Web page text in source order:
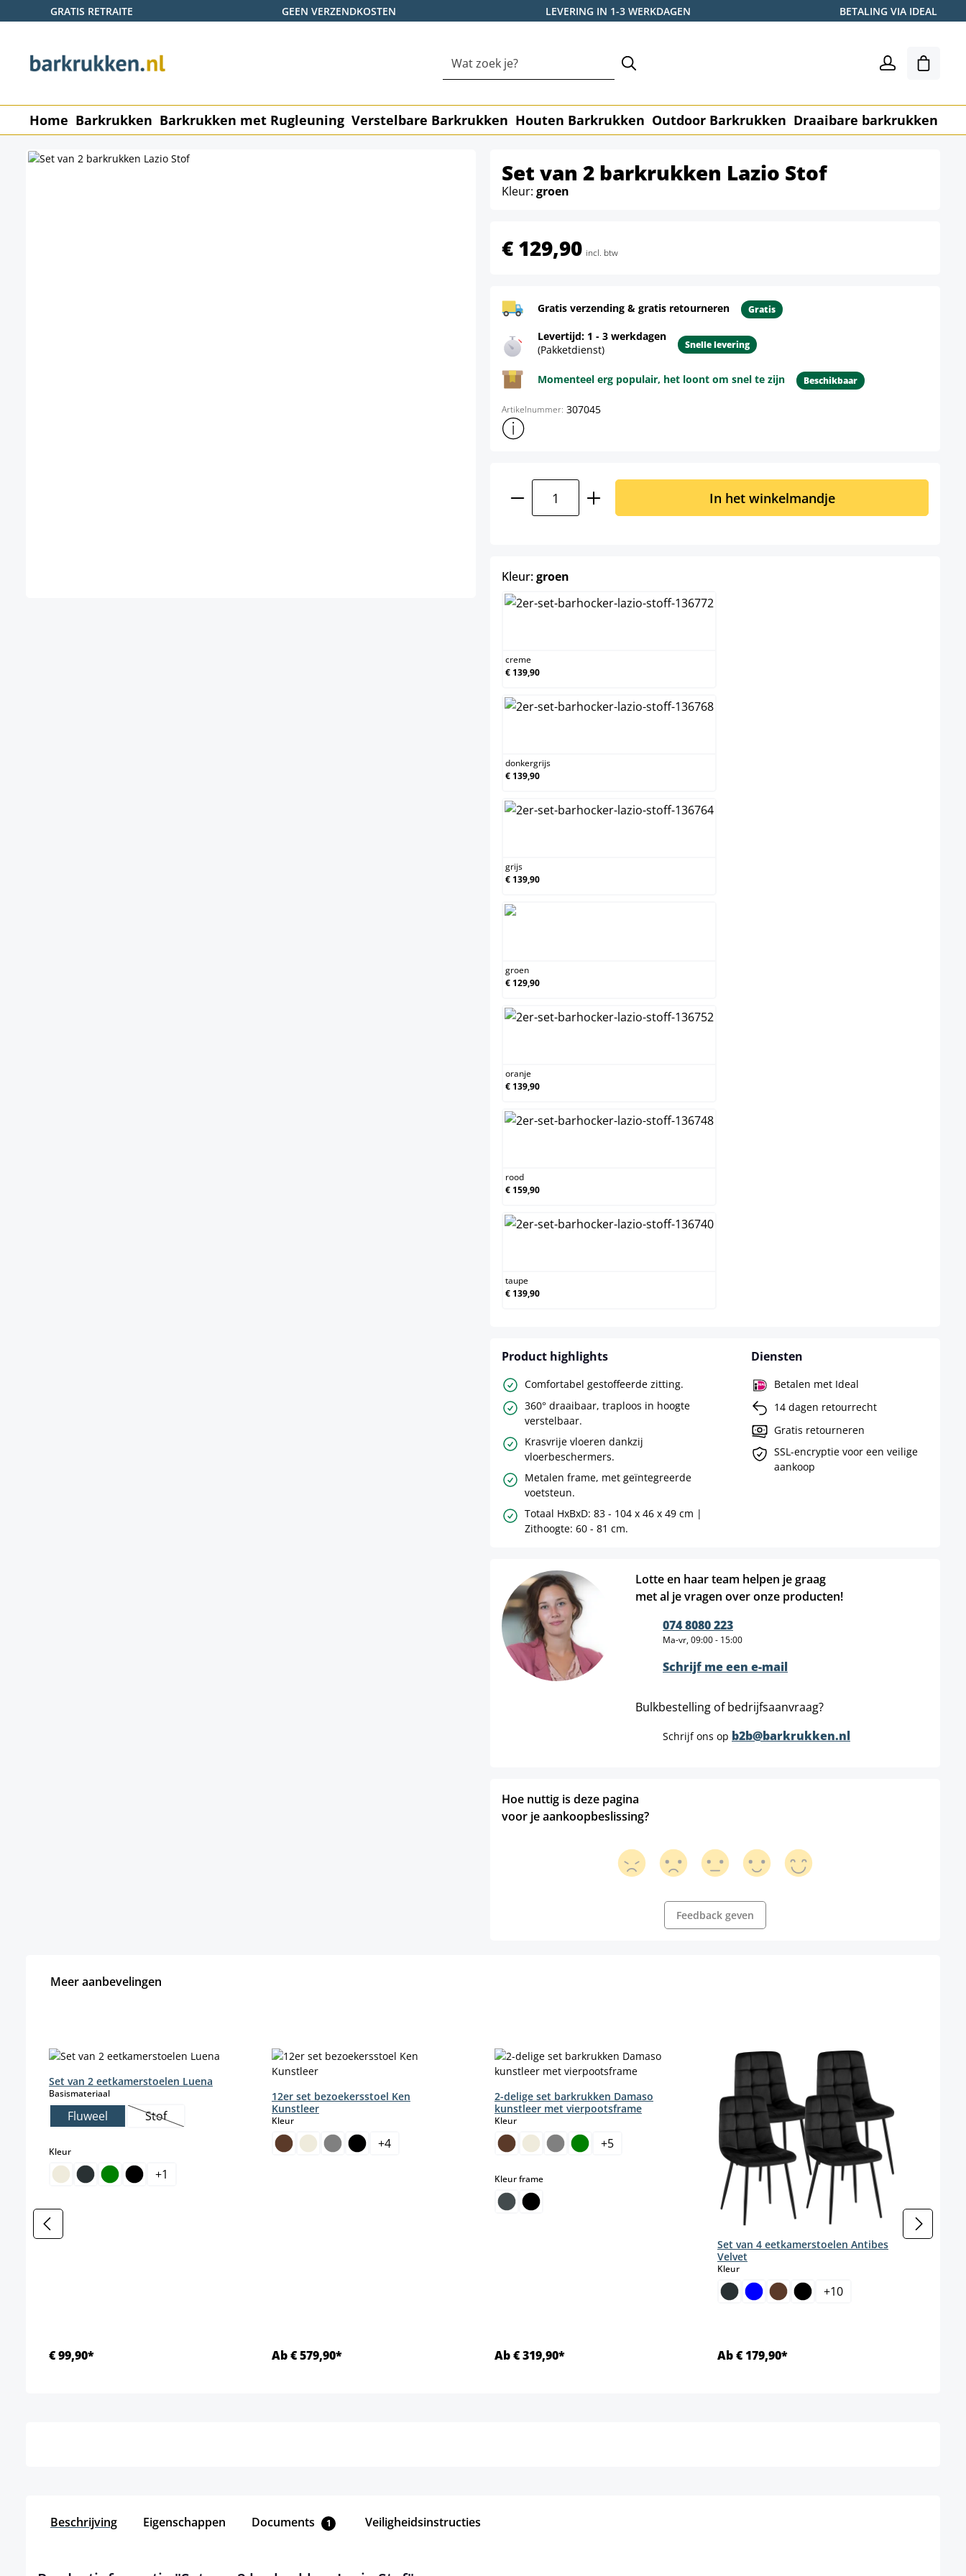
de hoofdinhoud
Ga naar de zoekopdracht
Ga naar de hoofdnavigatie
GRATIS RETRAITE GEEN VERZENDKOSTEN LEVERING IN 1-3 WERKDAGEN BETALING VIA IDEAL
Home Barkrukken Barkrukken met Rugleuning Verstelbare Barkrukken Houten Barkrukken Outdoor Barkrukken Draaibare barkrukken
Set van 2 barkrukken Lazio Stof
Kleur: groen
€ 129,90 incl. btw
Gratis verzending & gratis retourneren Gratis
Levertijd: 1 - 3 werkdagen
(Pakketdienst)
Snelle levering
Momenteel erg populair, het loont om snel te zijn Beschikbaar
Artikelnummer: 307045
Toon meer productinformatie
Producthoeveelheid: Voer de gewenste hoeveelheid in
In het winkelmandje
Kleur:groen
creme
€ 139,90
donkergrijs
€ 139,90
grijs
€ 139,90
groen
€ 129,90
oranje
€ 139,90
rood
€ 159,90
taupe
€ 139,90
Product highlights
Comfortabel gestoffeerde zitting.
360° draaibaar, traploos in hoogte
verstelbaar.
Krasvrije vloeren dankzij
vloerbeschermers.
Metalen frame, met geïntegreerde
voetsteun.
Totaal HxBxD: 83 - 104 x 46 x 49 cm |
Zithoogte: 60 - 81 cm.
Diensten
Betalen met Ideal
14 dagen retourrecht
Gratis retourneren
SSL-encryptie voor een veilige
aankoop
Lotte en haar team helpen je graag
met al je vragen over onze producten!
074 8080 223
Ma-vr, 09:00 - 15:00
Schrijf me een e-mail
Bulkbestelling of bedrijfsaanvraag?
Schrijf ons op b2b@barkrukken.nl
Hoe nuttig is deze pagina
voor je aankoopbeslissing?
Feedback geven
Meer aanbevelingen
Set van 2 eetkamerstoelen Luena
Basismateriaalselect
Fluweel Stof(Deze optie is momenteel niet beschikbaar.)
Kleurselect
+1
€ 99,90*
12er set bezoekersstoel Ken
Kunstleer
Kleurselect
+4
Ab € 579,90*
2-delige set barkrukken Damaso
kunstleer met vierpootsframe
Kleurselect
+5
Kleur frameselect
Ab € 319,90*
Set van 4 eetkamerstoelen Antibes
Velvet
Kleurselect
+10
Ab € 179,90*
Beschrijving Eigenschappen Documents 1 Veiligheidsinstructies